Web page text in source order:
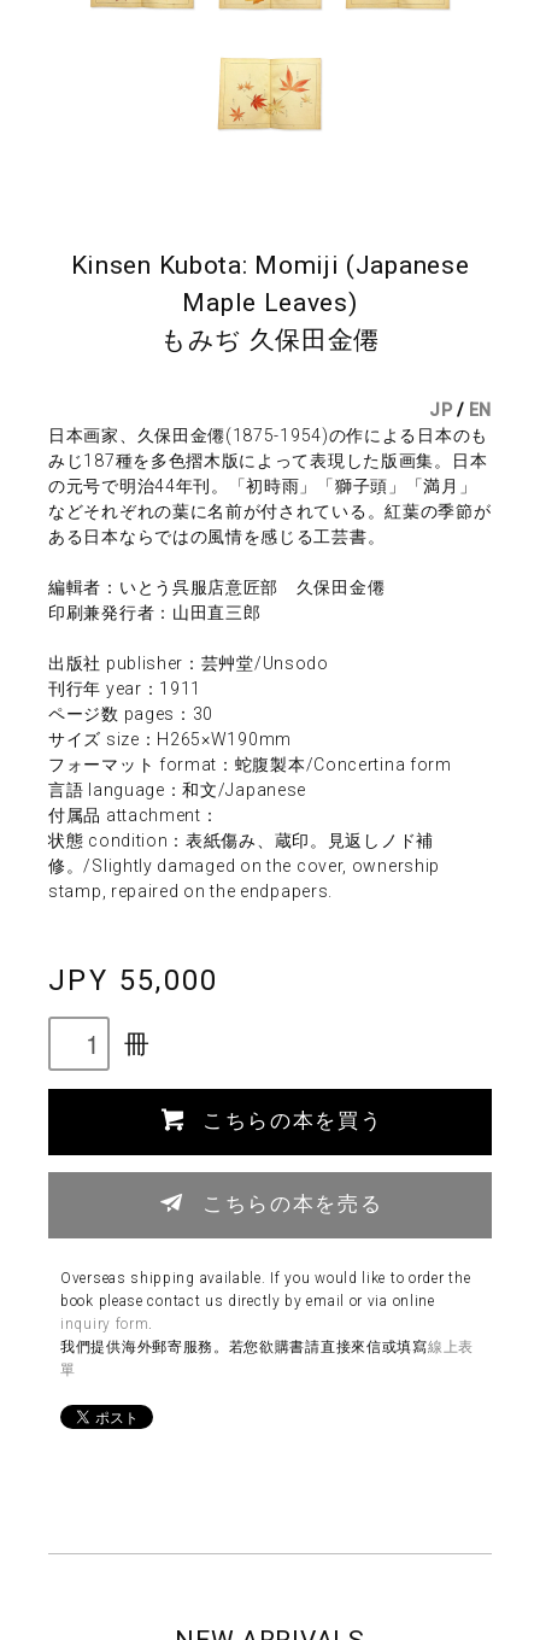
Kinsen Kubota: Momiji (Japanese
Maple Leaves)
もみぢ 久保田金僊
JP / EN
日本画家、久保田金僊(1875-1954)の作による日本のも
みじ187種を多色摺木版によって表現した版画集。日本
の元号で明治44年刊。「初時雨」「獅子頭」「満月」
などそれぞれの葉に名前が付されている。紅葉の季節が
ある日本ならではの風情を感じる工芸書。
編輯者：いとう呉服店意匠部 久保田金僊
印刷兼発行者：山田直三郎
出版社 publisher：芸艸堂/Unsodo
刊行年 year：1911
ページ数 pages：30
サイズ size：H265×W190mm
フォーマット format：蛇腹製本/Concertina form
言語 language：和文/Japanese
付属品 attachment：
状態 condition：表紙傷み、蔵印。見返しノド補
修。/Slightly damaged on the cover, ownership
stamp, repaired on the endpapers.
JPY 55,000
冊
こちらの本を買う
こちらの本を売る
Overseas shipping available. If you would like to order the
book please contact us directly by email or via online
inquiry form
我們提供海外郵寄服務。若您欲購書請直接來信或填寫線上表
單